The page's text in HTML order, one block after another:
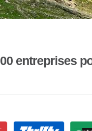
entreprises